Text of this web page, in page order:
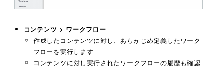
コンテンツ > ワークフロー
作成したコンテンツに対し、あらかじめ定義したワーク
フローを実行します
コンテンツに対し実行されたワークフローの履歴も確認